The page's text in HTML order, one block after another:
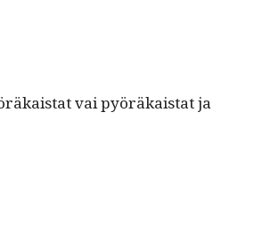
vai pyöräkai­stat ja